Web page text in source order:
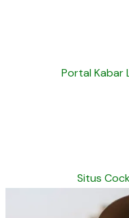
Portal Kabar
Situs